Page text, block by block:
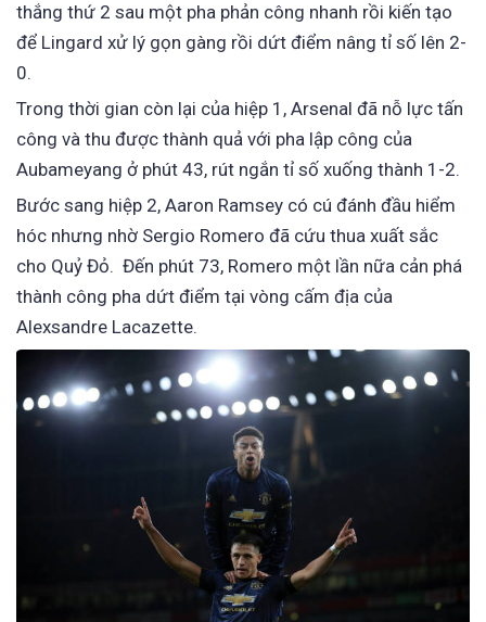
thắng thứ 2 sau một pha phản công nhanh rồi kiến tạo
để Lingard xử lý gọn gàng rồi dứt điểm nâng tỉ số lên 2-
0.
Trong thời gian còn lại của hiệp 1, Arsenal đã nỗ lực tấn
công và thu được thành quả với pha lập công của
Aubameyang ở phút 43, rút ngắn tỉ số xuống thành 1-2.
Bước sang hiệp 2, Aaron Ramsey có cú đánh đầu hiểm
hóc nhưng nhờ Sergio Romero đã cứu thua xuất sắc
cho Quỷ Đỏ. Đến phút 73, Romero một lần nữa cản phá
thành công pha dứt điểm tại vòng cấm địa của
Alexsandre Lacazette.